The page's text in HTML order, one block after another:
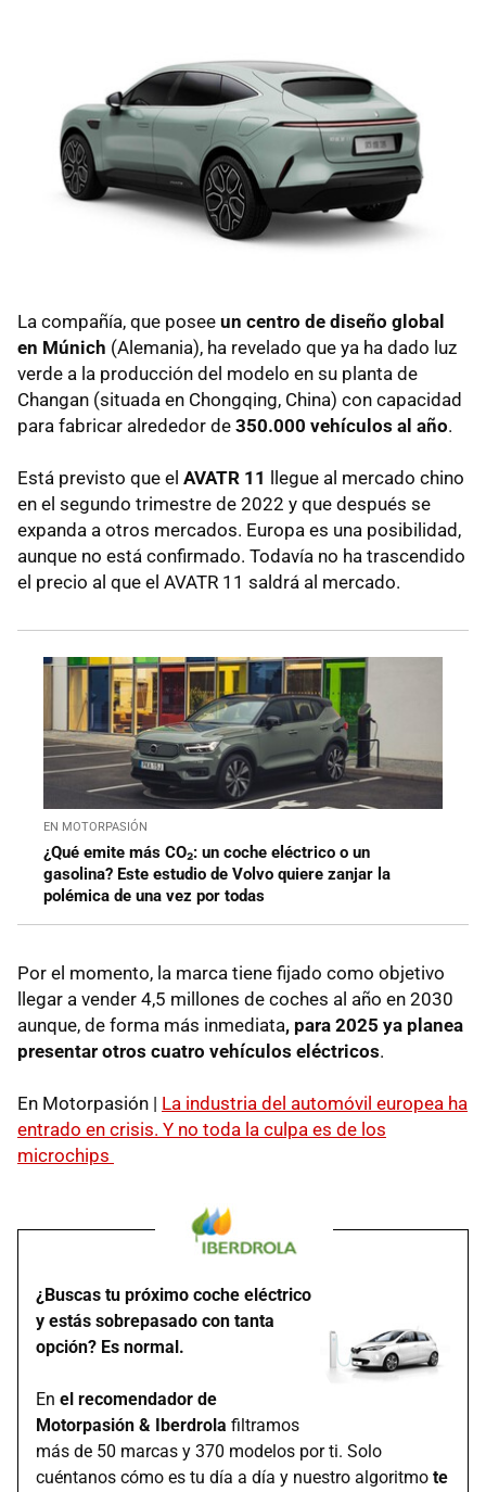
La compañía, que posee un centro de diseño global
en Múnich (Alemania), ha revelado que ya ha dado luz
verde a la producción del modelo en su planta de
Changan (situada en Chongqing, China) con capacidad
para fabricar alrededor de 350.000 vehículos al año.
Está previsto que el AVATR 11 llegue al mercado chino
en el segundo trimestre de 2022 y que después se
expanda a otros mercados. Europa es una posibilidad,
aunque no está confirmado. Todavía no ha trascendido
el precio al que el AVATR 11 saldrá al mercado.
EN MOTORPASIÓN
¿Qué emite más CO₂: un coche eléctrico o un
gasolina? Este estudio de Volvo quiere zanjar la
polémica de una vez por todas
Por el momento, la marca tiene fijado como objetivo
llegar a vender 4,5 millones de coches al año en 2030
aunque, de forma más inmediata, para 2025 ya planea
presentar otros cuatro vehículos eléctricos.
En Motorpasión | La industria del automóvil europea ha
entrado en crisis. Y no toda la culpa es de los
microchips
¿Buscas tu próximo coche eléctrico
y estás sobrepasado con tanta
opción? Es normal.
En el recomendador de
Motorpasión & Iberdrola filtramos
más de 50 marcas y 370 modelos por ti. Solo
cuéntanos cómo es tu día a día y nuestro algoritmo te